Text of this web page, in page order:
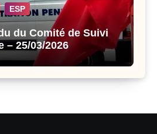
ESP
du Comité de Suivi
– 25/03/2026